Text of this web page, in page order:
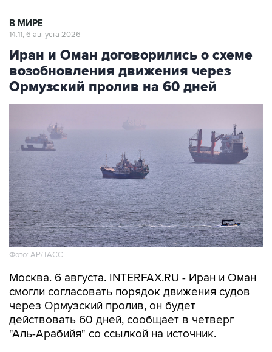
В МИРЕ
14:11, 6 августа 2026
Иран и Оман договорились о схеме
возобновления движения через
Ормузский пролив на 60 дней
Фото: AP/ТАСС
Москва. 6 августа. INTERFAX.RU - Иран и Оман
смогли согласовать порядок движения судов
через Ормузский пролив, он будет
действовать 60 дней, сообщает в четверг
"Аль-Арабийя" со ссылкой на источник.